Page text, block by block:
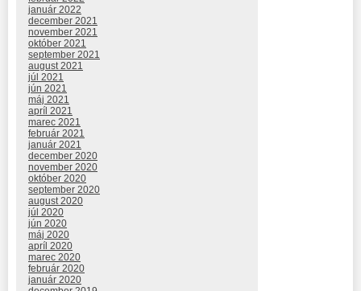
január 2022
december 2021
november 2021
október 2021
september 2021
august 2021
júl 2021
jún 2021
máj 2021
apríl 2021
marec 2021
február 2021
január 2021
december 2020
november 2020
október 2020
september 2020
august 2020
júl 2020
jún 2020
máj 2020
apríl 2020
marec 2020
február 2020
január 2020